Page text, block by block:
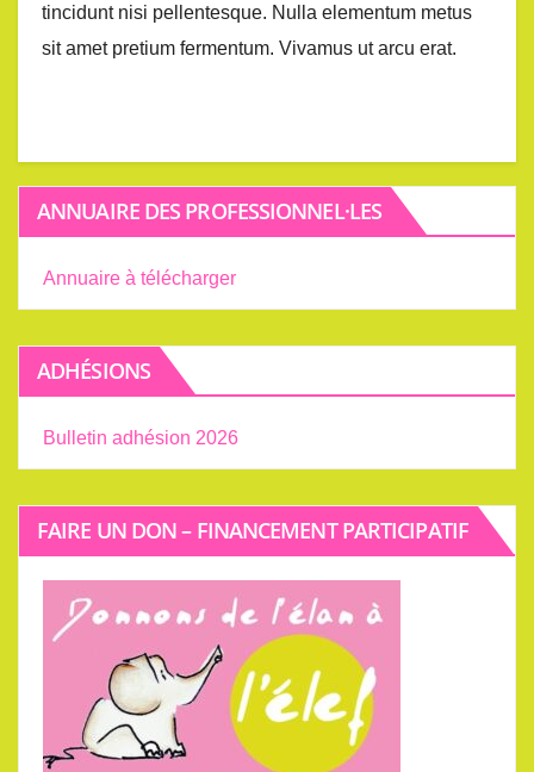
tincidunt nisi pellentesque. Nulla elementum metus
sit amet pretium fermentum. Vivamus ut arcu erat.
ANNUAIRE DES PROFESSIONNEL·LES
Annuaire à télécharger
ADHÉSIONS
Bulletin adhésion 2026
FAIRE UN DON – FINANCEMENT PARTICIPATIF